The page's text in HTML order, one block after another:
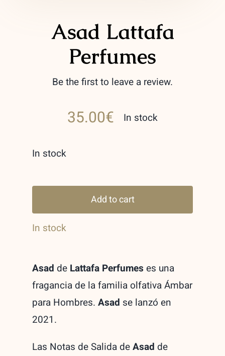
Asad Lattafa
Perfumes
Be the first to leave a review.
35.00€ In stock
In stock
Lattafa
Perfumes
Add to cart
In stock
Asad de Lattafa Perfumes es una
fragancia de la familia olfativa Ámbar
para Hombres. Asad se lanzó en
2021.
Las Notas de Salida deAsad de